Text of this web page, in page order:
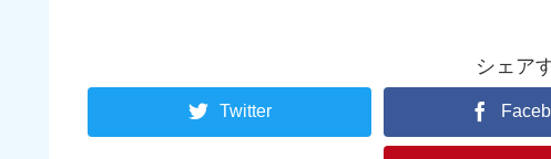
シェア
Twitter